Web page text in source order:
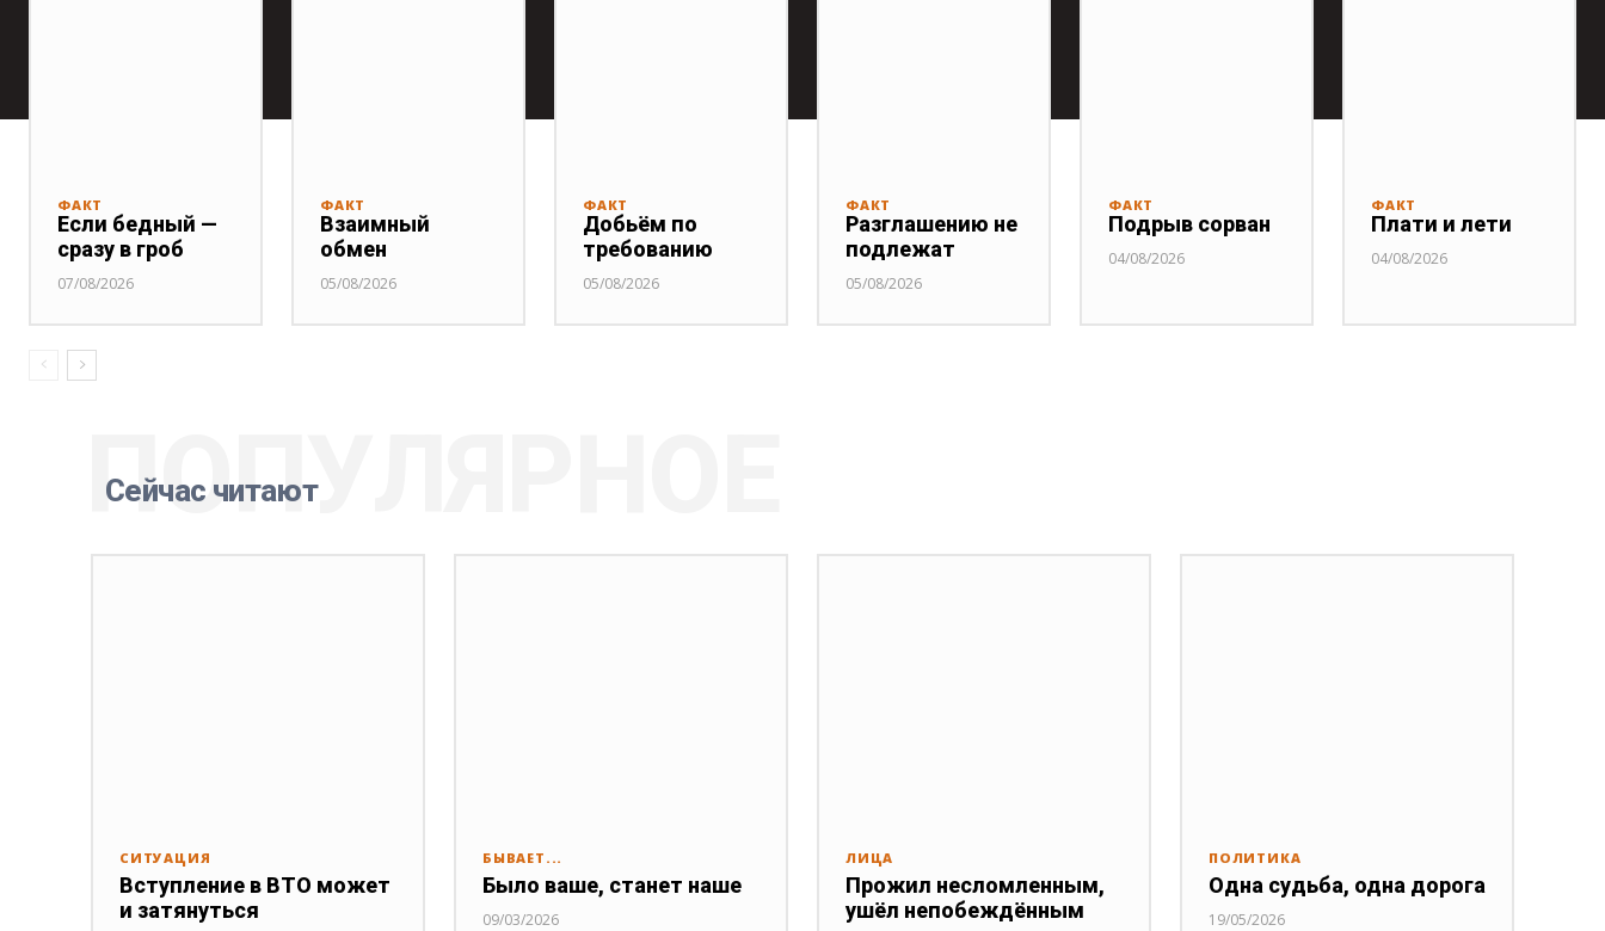
ФАКТ
Если бедный —
сразу в гроб
07/08/2026
ФАКТ
Взаимный
обмен
05/08/2026
ФАКТ
Добьём по
требованию
05/08/2026
ФАКТ
Разглашению не
подлежат
05/08/2026
ФАКТ
Подрыв сорван
04/08/2026
ФАКТ
Плати и лети
04/08/2026
Сейчас читают
ПОПУЛЯРНОЕ
СИТУАЦИЯ
Вступление в ВТО может
и затянуться
БЫВАЕТ...
Было ваше, станет наше
09/03/2026
ЛИЦА
Прожил несломленным,
ушёл непобеждённым
ПОЛИТИКА
Одна судьба, одна дорога
19/05/2026